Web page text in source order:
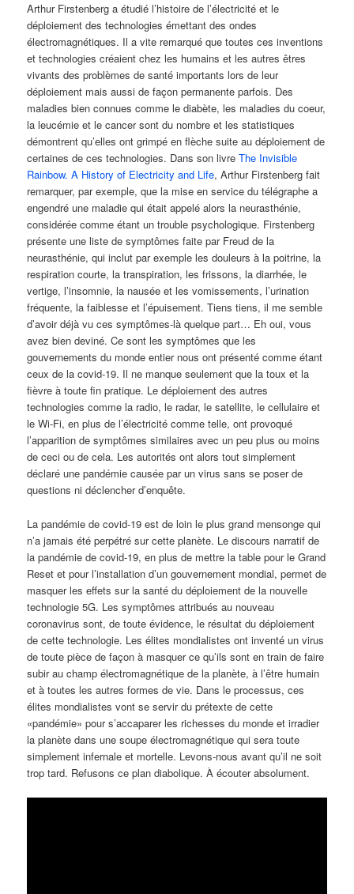
Arthur Firstenberg a étudié l’histoire de l’électricité et le
déploiement des technologies émettant des ondes
électromagnétiques. Il a vite remarqué que toutes ces inventions
et technologies créaient chez les humains et les autres êtres
vivants des problèmes de santé importants lors de leur
déploiement mais aussi de façon permanente parfois. Des
maladies bien connues comme le diabète, les maladies du coeur,
la leucémie et le cancer sont du nombre et les statistiques
démontrent qu’elles ont grimpé en flèche suite au déploiement de
certaines de ces technologies. Dans son livreThe Invisible
Rainbow. A History of Electricity and Life, Arthur Firstenberg fait
remarquer, par exemple, que la mise en service du télégraphe a
engendré une maladie qui était appelé alors la neurasthénie,
considérée comme étant un trouble psychologique. Firstenberg
présente une liste de symptômes faite par Freud de la
neurasthénie, qui inclut par exemple les douleurs à la poitrine, la
respiration courte, la transpiration, les frissons, la diarrhée, le
vertige, l’insomnie, la nausée et les vomissements, l’urination
fréquente, la faiblesse et l’épuisement. Tiens tiens, il me semble
d’avoir déjà vu ces symptômes-là quelque part… Eh oui, vous
avez bien deviné. Ce sont les symptômes que les
gouvernements du monde entier nous ont présenté comme étant
ceux de la covid-19. Il ne manque seulement que la toux et la
fièvre à toute fin pratique. Le déploiement des autres
technologies comme la radio, le radar, le satellite, le cellulaire et
le Wi-Fi, en plus de l’électricité comme telle, ont provoqué
l’apparition de symptômes similaires avec un peu plus ou moins
de ceci ou de cela. Les autorités ont alors tout simplement
déclaré une pandémie causée par un virus sans se poser de
questions ni déclencher d’enquête.
La pandémie de covid-19 est de loin le plus grand mensonge qui
n’a jamais été perpétré sur cette planète. Le discours narratif de
la pandémie de covid-19, en plus de mettre la table pour le Grand
Reset et pour l’installation d’un gouvernement mondial, permet de
masquer les effets sur la santé du déploiement de la nouvelle
technologie 5G. Les symptômes attribués au nouveau
coronavirus sont, de toute évidence, le résultat du déploiement
de cette technologie. Les élites mondialistes ont inventé un virus
de toute pièce de façon à masquer ce qu’ils sont en train de faire
subir au champ électromagnétique de la planète, à l’être humain
et à toutes les autres formes de vie. Dans le processus, ces
élites mondialistes vont se servir du prétexte de cette
«pandémie» pour s’accaparer les richesses du monde et irradier
la planète dans une soupe électromagnétique qui sera toute
simplement infernale et mortelle. Levons-nous avant qu’il ne soit
trop tard. Refusons ce plan diabolique. À écouter absolument.